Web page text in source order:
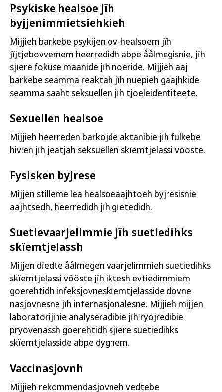
Psykiske healsoe jïh
byjjenimmietsiehkieh
Mijjieh barkebe psykijen ov-healsoem jïh
jïjtjebovvemem heerredidh abpe åålmegisnie, jïh
sjïere fokuse maanide jïh noeride. Mijjieh aaj
barkebe seamma reaktah jïh nuepieh gaajhkide
seamma saaht seksuellen jïh tjoeleidentiteete.
Sexuellen healsoe
Mijjieh heerreden barkojde aktanibie jïh fulkebe
hiv:en jïh jeatjah seksuellen skïemtjelassi vööste.
Fysisken byjrese
Mijjen stilleme lea healsoeaajhtoeh byjresisnie
aajhtsedh, heerredidh jïh gïetedidh.
Suetievaarjelimmie jïh suetiedihks
skïemtjelassh
Mijjen dïedte åålmegen vaarjelimmieh suetiedihks
skïemtjelassi vööste jïh iktesh evtiedimmiem
goerehtidh infeksjovneskïemtjelasside dovne
nasjovnesne jïh internasjonalesne. Mijjieh mijjen
laboratorijinie analyseradibie jïh ryöjredibie
pryövenassh goerehtidh sjïere suetiedihks
skïemtjelasside abpe dygnem.
Vaccinasjovnh
Mijjieh rekommendasjovneh vedtebe